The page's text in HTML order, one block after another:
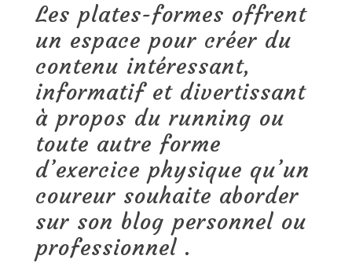
Les plates-formes offrent
un espace pour créer du
contenu intéressant,
informatif et divertissant
à propos du running ou
toute autre forme
d’exercice physique qu’un
coureur souhaite aborder
sur son blog personnel ou
professionnel .